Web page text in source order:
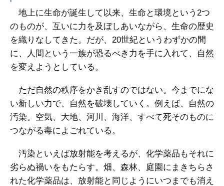
地上に生命が誕生して以来、生命と環境という2つ
のものが、互いに力を及ぼしあいながら、生命の歴史
を織りなしてきた。だが、20世紀というわずかの間
に、人間という一族が恐るべき力を手に入れて、自然
を変えようとしている。
ただ自然の秩序をかき乱すのではない。今までにな
い新しい力で、自然を破壊していく。例えば、自然の
汚染。空気、大地、河川、海洋、すべて死そのものに
つながる毒によごれている。
汚染といえば放射能を考えるが、化学薬品もそれに
劣らぬ禍いをもたらす。畑、森林、庭園にまきちらさ
れた化学薬品は、放射能と同じようにいつまでも消え